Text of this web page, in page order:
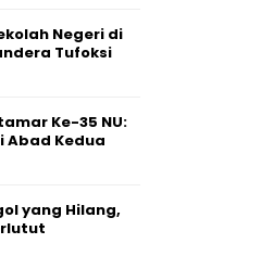
Negeri di
Tufoksi
Ke-35 NU:
Abad Kedua
yang Hilang,